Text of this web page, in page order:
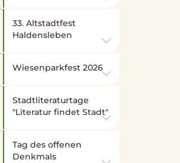
33. Altstadtfest
Haldensleben
Wiesenparkfest 2026
Stadtliteraturtage
"Literatur findet Stadt"
Tag des offenen
Denkmals